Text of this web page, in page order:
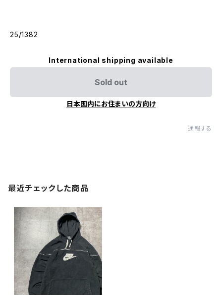
25/1382
International shipping available
Sold out
日本国内にお住まいの方向け
通報する
最近チェックした商品